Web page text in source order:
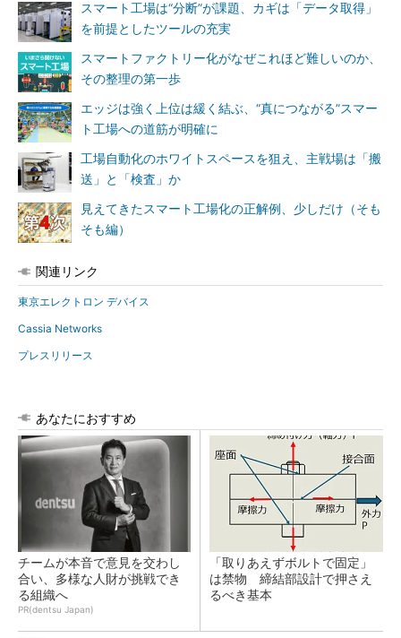
スマート工場は“分断”が課題、カギは「データ取得」
を前提としたツールの充実
スマートファクトリー化がなぜこれほど難しいのか、
その整理の第一歩
エッジは強く上位は緩く結ぶ、“真につながる”スマー
ト工場への道筋が明確に
工場自動化のホワイトスペースを狙え、主戦場は「搬
送」と「検査」か
見えてきたスマート工場化の正解例、少しだけ（そも
そも編）
関連リンク
東京エレクトロン デバイス
Cassia Networks
プレスリリース
あなたにおすすめ
チームが本音で意見を交わし
合い、多様な人財が挑戦でき
る組織へ
PR(dentsu Japan)
「取りあえずボルトで固定」
は禁物 締結部設計で押さえ
るべき基本